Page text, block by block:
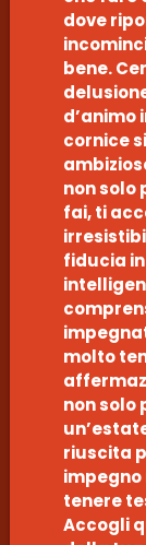
dove
bene.
d’animo
cornice
non solo
fai, ti
fiducia
molto
non solo
riuscita
impegno
tenere
Accogli